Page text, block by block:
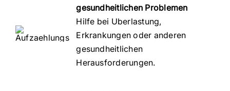
gesundheitlichen Problemen
Hilfe bei Uberlastung,
Erkrankungen oder anderen
gesundheitlichen
Herausforderungen.